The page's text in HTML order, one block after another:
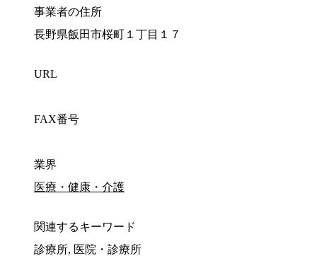
事業者の住所
長野県飯田市桜町１丁目１７
URL
FAX番号
業界
医療・健康・介護
関連するキーワード
診療所, 医院・診療所